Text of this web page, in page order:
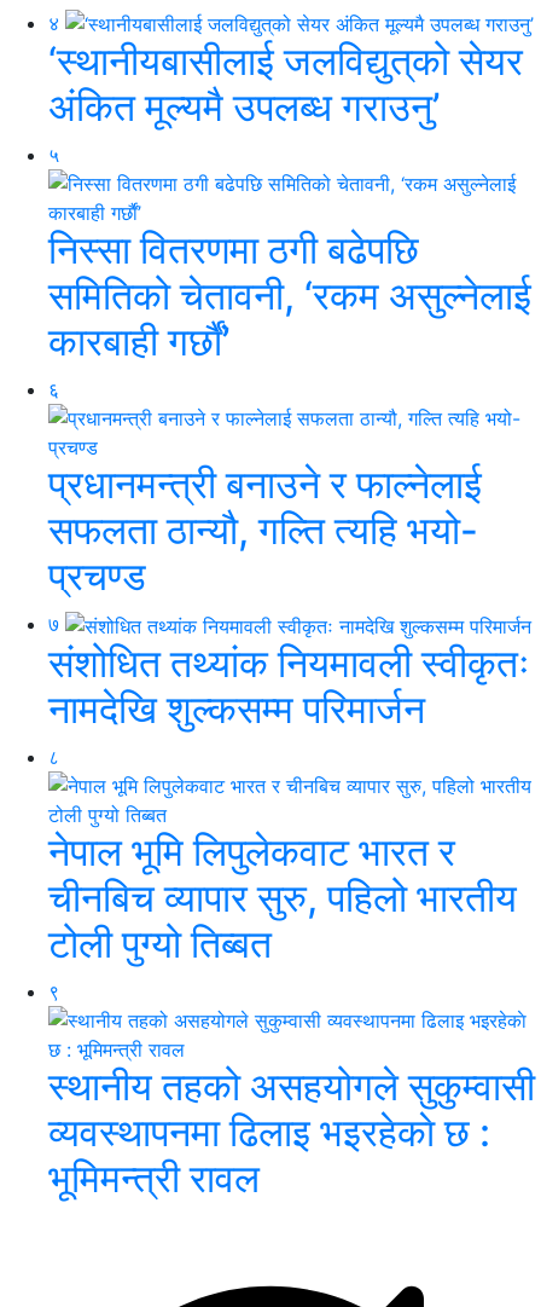
४
‘स्थानीयबासीलाई जलविद्युत्‌को सेयर
अंकित मूल्यमै उपलब्ध गराउनु’
५
निस्सा वितरणमा ठगी बढेपछि
समितिको चेतावनी, ‘रकम असुल्नेलाई
कारबाही गर्छाैं’
६
प्रधानमन्त्री बनाउने र फाल्नेलाई
सफलता ठान्यौ, गल्ति त्यहि भयो-
प्रचण्ड
७
संशोधित तथ्यांक नियमावली स्वीकृतः
नामदेखि शुल्कसम्म परिमार्जन
८
नेपाल भूमि लिपुलेकवाट भारत र
चीनबिच व्यापार सुरु, पहिलो भारतीय
टोली पुग्यो तिब्बत
९
स्थानीय तहको असहयोगले सुकुम्वासी
व्यवस्थापनमा ढिलाइ भइरहेकाे छ :
भूमिमन्त्री रावल